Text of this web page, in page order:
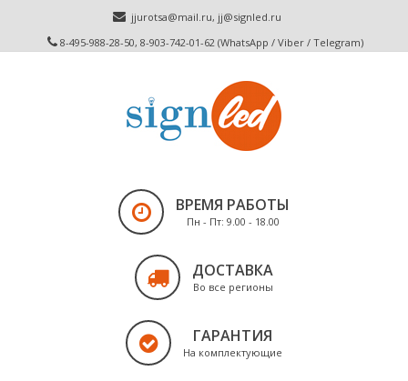
jjurotsa@mail.ru, jj@signled.ru
8-495-988-28-50, 8-903-742-01-62 (WhatsApp / Viber / Telegram)
ВРЕМЯ РАБОТЫ
Пн - Пт: 9.00 - 18.00
ДОСТАВКА
Во все регионы
ГАРАНТИЯ
На комплектующие